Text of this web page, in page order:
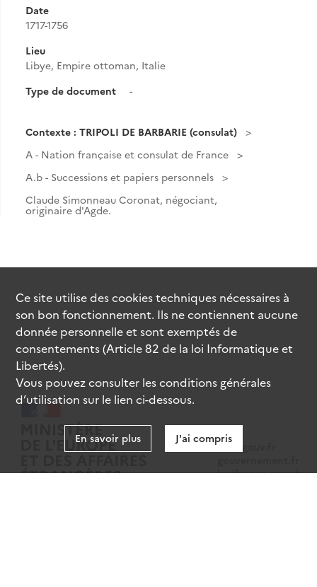
Date
1717-1756
Lieu
Libye, Empire ottoman, Italie
Type de document
-
Contexte : TRIPOLI DE BARBARIE (consulat)
A - Nation française et consulat de France
A.b - Successions et papiers personnels
Claude Simonneau Coronat, négociant,
originaire d'Agde.
data.gouv.fr
legifrance.gouv.fr
Ce site utilise descookiestechniques nécessaires à
son bon fonctionnement. Ils ne contiennent aucune
donnée personnelle et sont exemptés de
consentements (Article 82 de la loi Informatique et
Libertés).
Vous pouvez consulter les conditions générales
d’utilisation sur le lien ci-dessous.
En savoir plus J'ai compris